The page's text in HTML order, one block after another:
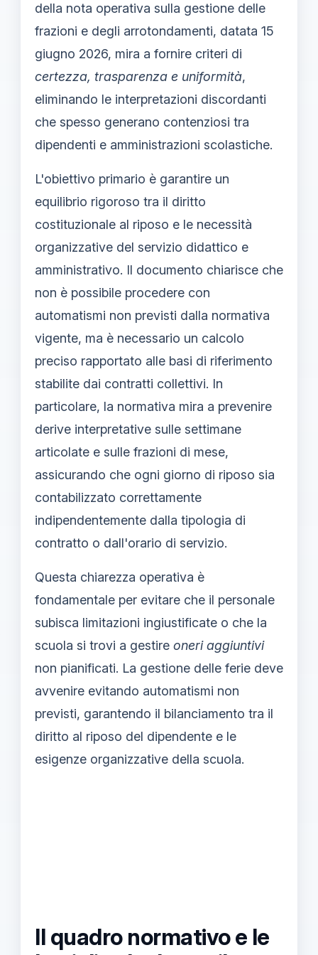
della nota operativa sulla gestione delle
frazioni e degli arrotondamenti, datata 15
giugno 2026, mira a fornire criteri di
certezza, trasparenza e uniformità,
eliminando le interpretazioni discordanti
che spesso generano contenziosi tra
dipendenti e amministrazioni scolastiche.
L'obiettivo primario è garantire un
equilibrio rigoroso tra il diritto
costituzionale al riposo e le necessità
organizzative del servizio didattico e
amministrativo. Il documento chiarisce che
non è possibile procedere con
automatismi non previsti dalla normativa
vigente, ma è necessario un calcolo
preciso rapportato alle basi di riferimento
stabilite dai contratti collettivi. In
particolare, la normativa mira a prevenire
derive interpretative sulle settimane
articolate e sulle frazioni di mese,
assicurando che ogni giorno di riposo sia
contabilizzato correttamente
indipendentemente dalla tipologia di
contratto o dall'orario di servizio.
Questa chiarezza operativa è
fondamentale per evitare che il personale
subisca limitazioni ingiustificate o che la
scuola si trovi a gestire oneri aggiuntivi
non pianificati. La gestione delle ferie deve
avvenire evitando automatismi non
previsti, garantendo il bilanciamento tra il
diritto al riposo del dipendente e le
esigenze organizzative della scuola.
Il quadro normativo e le